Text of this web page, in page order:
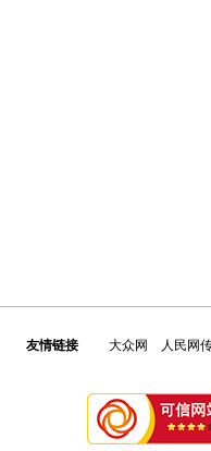
友情链接 大众网 人民网